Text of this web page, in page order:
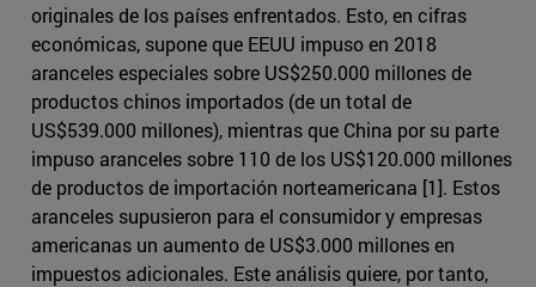
originales de los países enfrentados. Esto, en cifras
económicas, supone que EEUU impuso en 2018
aranceles especiales sobre US$250.000 millones de
productos chinos importados (de un total de
US$539.000 millones), mientras que China por su parte
impuso aranceles sobre 110 de los US$120.000 millones
de productos de importación norteamericana [1]. Estos
aranceles supusieron para el consumidor y empresas
americanas un aumento de US$3.000 millones en
impuestos adicionales. Este análisis quiere, por tanto,